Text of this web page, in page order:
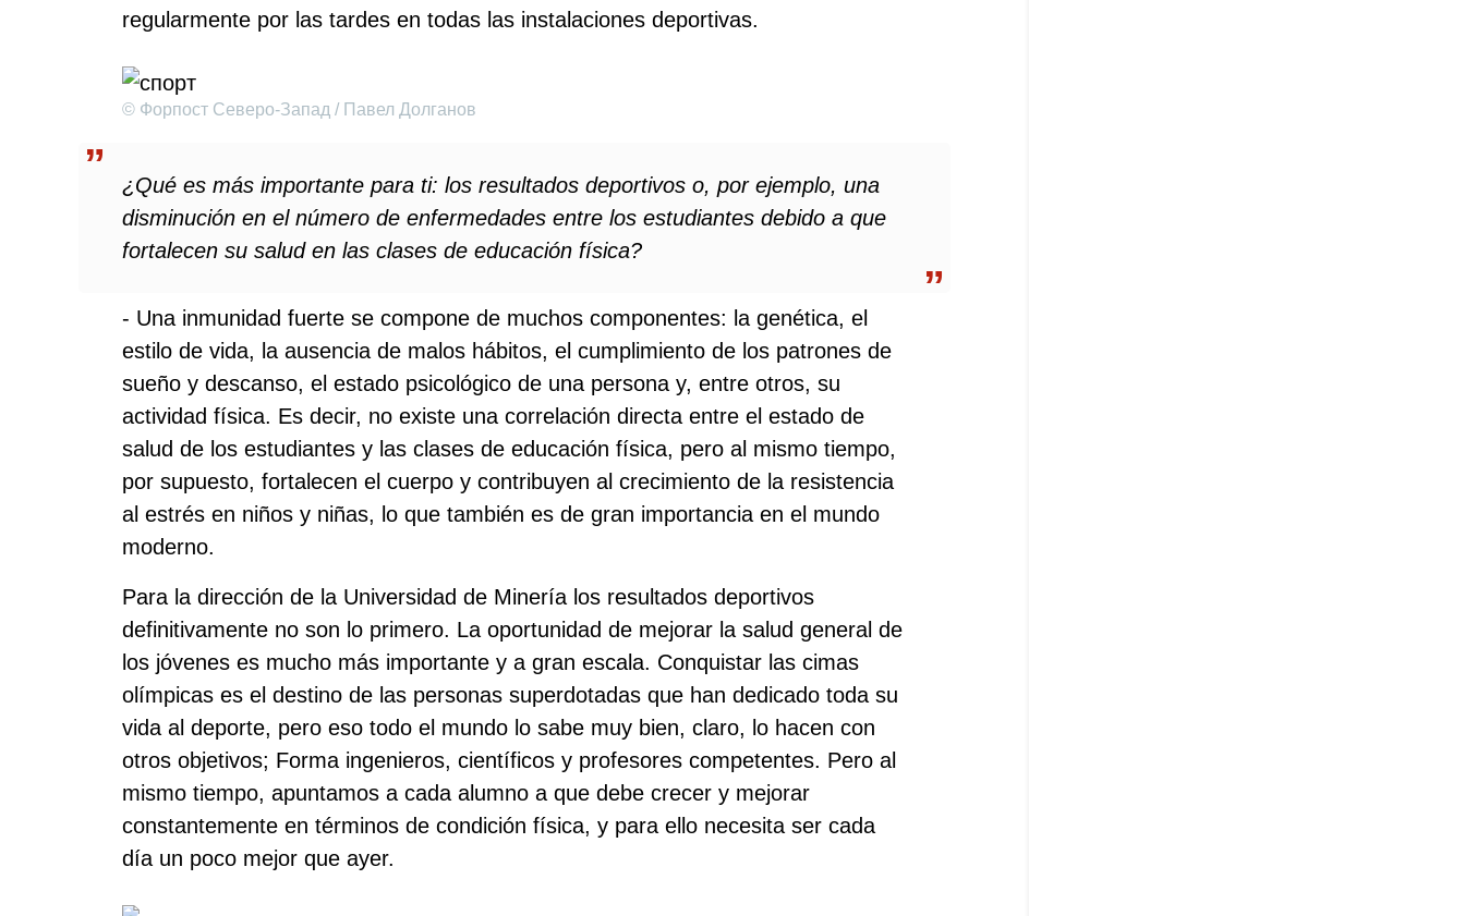
regularmente por las tardes en todas las instalaciones deportivas.
© Форпост Северо-Запад / Павел Долганов
¿Qué es más importante para ti: los resultados deportivos o, por ejemplo, una
disminución en el número de enfermedades entre los estudiantes debido a que
fortalecen su salud en las clases de educación física?
- Una inmunidad fuerte se compone de muchos componentes: la genética, el
estilo de vida, la ausencia de malos hábitos, el cumplimiento de los patrones de
sueño y descanso, el estado psicológico de una persona y, entre otros, su
actividad física. Es decir, no existe una correlación directa entre el estado de
salud de los estudiantes y las clases de educación física, pero al mismo tiempo,
por supuesto, fortalecen el cuerpo y contribuyen al crecimiento de la resistencia
al estrés en niños y niñas, lo que también es de gran importancia en el mundo
moderno.
Para la dirección de la Universidad de Minería los resultados deportivos
definitivamente no son lo primero. La oportunidad de mejorar la salud general de
los jóvenes es mucho más importante y a gran escala. Conquistar las cimas
olímpicas es el destino de las personas superdotadas que han dedicado toda su
vida al deporte, pero eso todo el mundo lo sabe muy bien, claro, lo hacen con
otros objetivos; Forma ingenieros, científicos y profesores competentes. Pero al
mismo tiempo, apuntamos a cada alumno a que debe crecer y mejorar
constantemente en términos de condición física, y para ello necesita ser cada
día un poco mejor que ayer.